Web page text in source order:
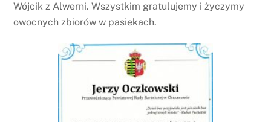
Wójcik z Alwerni. Wszystkim gratulujemy i życzymy
owocnych zbiorów w pasiekach.